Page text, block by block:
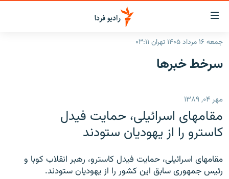
لینک‌های
قابلیت
دسترسی
بازگشت
اصلی
رفتن
به
صفحه
ایران
رادیو
انتخاب کنید و بشنوید
فرکانس‌ها
پادکست
گزارش‌های تصویری
زنان فردا
جمعه ۱۶ مرداد ۱۴۰۵ تهران ۰۳:۱۱
سرخط‌ خبرها
مهر ۰۴, ۱۳۸۹
مقامهای اسرائيلی، حمايت فيدل
کاسترو را از يهوديان ستودند
مقامهای اسرائيلی، حمايت فيدل کاسترو، رهبر انقلاب کوبا و
رئيس جمهوری سابق اين کشور را از يهوديان ستودند.